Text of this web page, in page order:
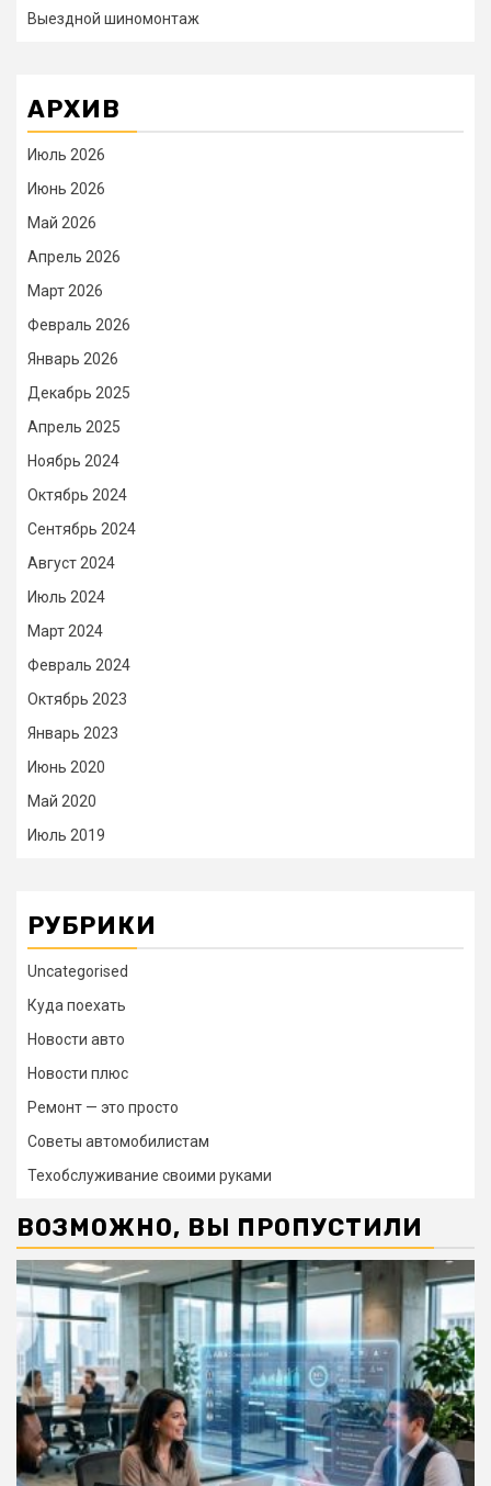
Выездной шиномонтаж
АРХИВ
Июль 2026
Июнь 2026
Май 2026
Апрель 2026
Март 2026
Февраль 2026
Январь 2026
Декабрь 2025
Апрель 2025
Ноябрь 2024
Октябрь 2024
Сентябрь 2024
Август 2024
Июль 2024
Март 2024
Февраль 2024
Октябрь 2023
Январь 2023
Июнь 2020
Май 2020
Июль 2019
РУБРИКИ
Uncategorised
Куда поехать
Новости авто
Новости плюс
Ремонт — это просто
Советы автомобилистам
Техобслуживание своими руками
ВОЗМОЖНО, ВЫ ПРОПУСТИЛИ